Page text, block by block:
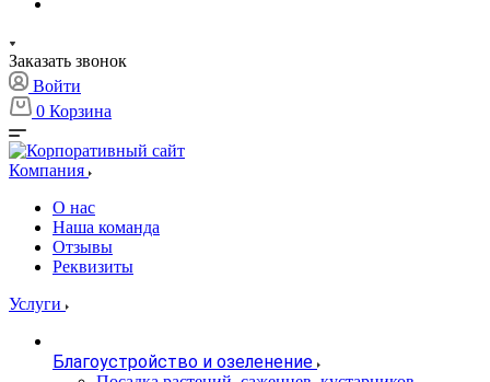
Заказать звонок
Войти
0 Корзина
Компания
О нас
Наша команда
Отзывы
Реквизиты
Услуги
Благоустройство и озеленение